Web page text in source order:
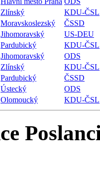
Zlínský
KDU-ČSL
Moravskoslezský
ČSSD
Jihomoravský
US-DEU
Pardubický
KDU-ČSL
Jihomoravský
ODS
Zlínský
KDU-ČSL
Pardubický
ČSSD
Ústecký
ODS
Olomoucký KDU-ČSL